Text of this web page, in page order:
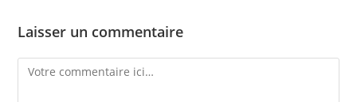
Laisser un commentaire
Comment